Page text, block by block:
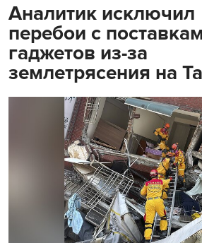
Аналитик исключил
перебои с
гаджетов из-за
землетрясения на